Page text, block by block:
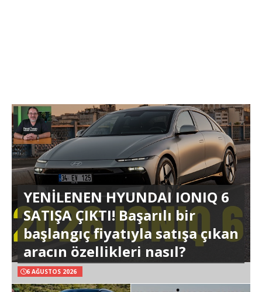
YENİLENEN HYUNDAI IONIQ 6
SATIŞA ÇIKTI! Başarılı bir
başlangıç fiyatıyla satışa çıkan
aracın özellikleri nasıl?
6 AĞUSTOS 2026